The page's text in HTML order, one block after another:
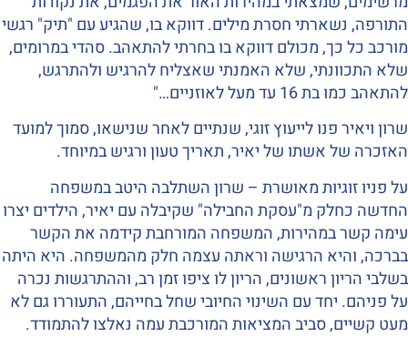
התורפה, נשארתי חסרת מילים. דווקא בו, שהגיע עם "תיק" רגשי
מורכב כל כך, מכולם דווקא בו בחרתי להתאהב. סהדי במרומים,
שלא התכוונתי, שלא האמנתי שאצליח להרגיש ולהתרגש,
להתאהב כמו בת 16 עד מעל לאוזניים…"
שרון ויאיר פנו לייעוץ זוגי, שנתיים לאחר שנישאו, סמוך למועד
האזכרה של אשתו של יאיר, תאריך טעון ורגיש במיוחד.
על פניו זוגיות מאושרת – שרון השתלבה היטב במשפחה
החדשה כחלק מ"עסקת החבילה" שקיבלה עם יאיר, הילדים יצרו
עימה קשר במהירות, המשפחה המורחבת קידמה את הקשר
בברכה, והיא הרגישה וראתה עצמה חלק מהמשפחה. היא היתה
בשלבי הריון ראשונים, הריון לו ציפו זמן רב, וההתרגשות נכרה
על פניהם. יחד עם השינוי החיובי שחל בחייהם, התעוררו גם לא
מעט קשיים, סביב המציאות המורכבת עמה נאלצו להתמודד.